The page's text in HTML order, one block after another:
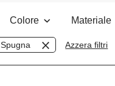
Colore Materiale
Spugna Azzera filtri